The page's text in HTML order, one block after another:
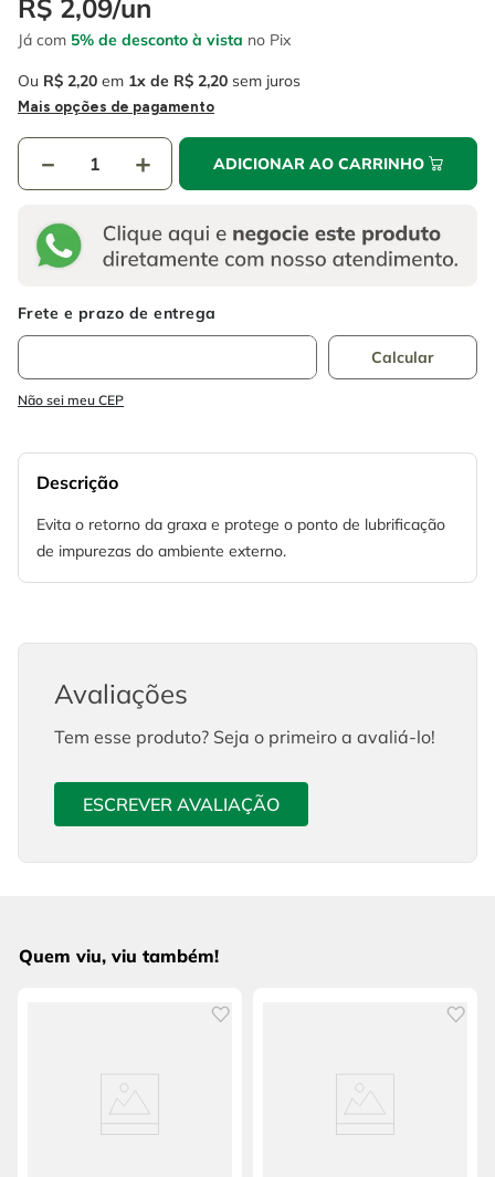
R$ 2,09/un
Já com 5% de desconto à vista no Pix
Ou R$ 2,20 em 1 R$ 2,20 sem juros
Mais opções de pagamento
＋
－ ADICIONAR AO CARRINHO
Não sei meu CEP
Descrição
Evita o retorno da graxa e protege o ponto de lubrificação
de impurezas do ambiente externo.
Avaliações
Tem esse produto? Seja o primeiro a avaliá-lo!
ESCREVER AVALIAÇÃO
Quem viu, viu também!
6 º fio
disco corte
9º cabo flexivel
escada
º serra circular
º fio
º chave impacto
cabo flexivel
serra copo